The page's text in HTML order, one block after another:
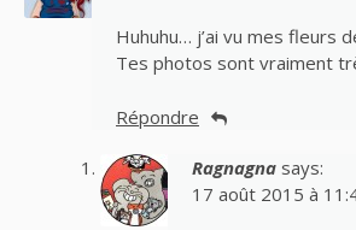
Huhuhu… j’ai vu mes fleurs
Tes photos sont vraiment
Répondre
Ragnagna says:
17 août 2015 à